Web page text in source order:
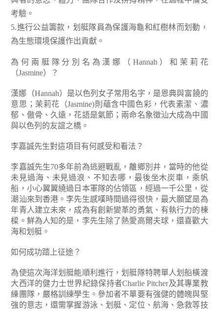
考驗。
5.進行公益籌款，划艇隊員為保護海龜和紅樹林而划動，
為生態環境保護作出貢獻。
為何兩艇隊分別名為漢娜（Hannah）和茉莉花
（Jasmine）？
漢娜（Hannah）是以色列女子常用名字，是恩典與富饒的
意思；茉莉花（Jasmine)則蘊含中國色彩，代表素潔、濃
郁、傲骨、久遠，花語是氣節；兩命名象徵汕大成為中國
與以色列的友誼之橋。
李嘉誠先生對這項目有何感受和看法？
李嘉誠先生70多年前為逃避戰亂，離鄉別井，當時的他從
未見過海、未見過浪、不知去哪，最後坐木炭車，乘帆
船，小心翼翼繞過日本軍隊的佔領區，經過一千公里，從
潮汕來到香港。李先生感嘆時間過得很快，最大願望是為
年青人建立未來，成為有創新變革的勇氣、有執行力的棟
樑。鮮為人知的是，李先生除了熱愛高爾夫球，還喜歡大
海和划艇。
如何成功踏上征途？
為使這次海洋划艇能順利進行，划艇隊特聘單人划船橫渡
大西洋的健力士世界紀錄保持者Charlie Pitcher及其專業教
練團隊，嚴格訓練學生。參加者不單要有強健的體魄與堅
強的意志，還需掌握游泳、划艇、定位、航海、急救等技